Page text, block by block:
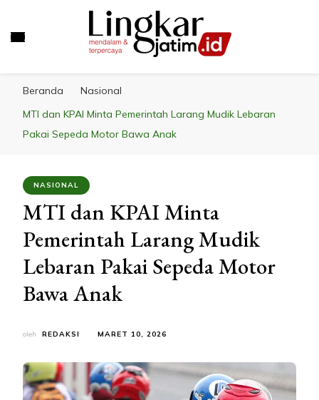
Beranda
Nasional
MTI dan KPAI Minta Pemerintah Larang Mudik Lebaran
Pakai Sepeda Motor Bawa Anak
NASIONAL
MTI dan KPAI Minta
Pemerintah Larang Mudik
Lebaran Pakai Sepeda Motor
Bawa Anak
oleh REDAKSI MARET 10, 2026